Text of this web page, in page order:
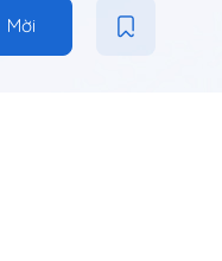
Mời